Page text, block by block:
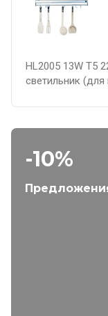
HL2005 13W T5
светильник (для
-10%